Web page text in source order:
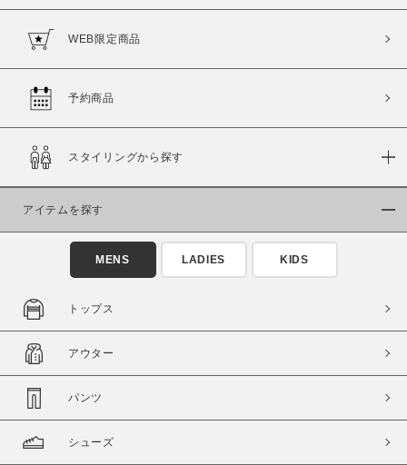
商品タイプ
通常商品
セール価格 WEB限定
在庫
在庫あり
WEB限定商品
予約商品
スタイリングから探す
アイテムを探す
MENS LADIES KIDS
トップス
アウター
パンツ
シューズ